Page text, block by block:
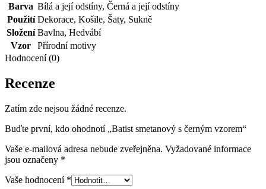
Barva Bílá a její odstíny, Černá a její odstíny
Použití Dekorace, Košile, Šaty, Sukně
Složení Bavlna, Hedvábí
Vzor
Přírodní motivy
Hodnocení (0)
Recenze
Zatím zde nejsou žádné recenze.
Buďte první, kdo ohodnotí „Batist smetanový s černým vzorem“
Vaše e-mailová adresa nebude zveřejněna. Vyžadované informace
jsou označeny *
Vaše hodnocení *